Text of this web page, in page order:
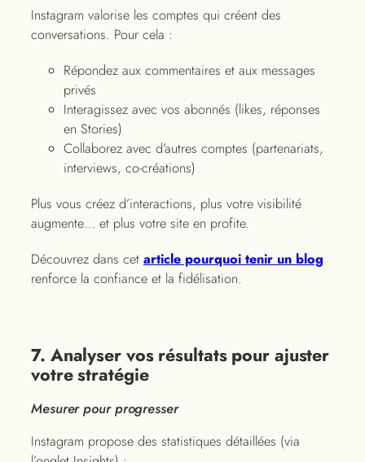
Instagram valorise les comptes qui créent des
conversations. Pour cela :
Répondez aux commentaires et aux messages
privés
Interagissez avec vos abonnés (likes, réponses
en Stories)
Collaborez avec d’autres comptes (partenariats,
interviews, co-créations)
Plus vous créez d’interactions, plus votre visibilité
augmente… et plus votre site en profite.
Découvrez dans cet article pourquoi tenir un blog
renforce la confiance et la fidélisation.
7. Analyser vos résultats pour ajuster
votre stratégie
Mesurer pour progresser
Instagram propose des statistiques détaillées (via